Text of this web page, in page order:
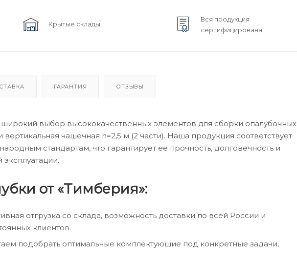
Крытые склады
Вся продукция
сертифицирована
ГАРАНТИЯ ОТЗЫВЫ
широкий выбор высококачественных элементов для сборки опалубочных
чашечная h=2,5 м (2 части). Наша продукция соответствует
стандартам, что гарантирует ее прочность, долговечность и
от «Тимберия»:
отгрузка со склада, возможность доставки по всей России и
клиентов.
подобрать оптимальные комплектующие под конкретные задачи,